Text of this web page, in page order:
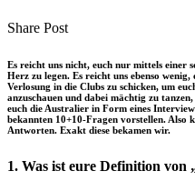
Share PostShare
Facebook
Copy
to
clipboard
Send
via
eMail
Es reicht uns nicht, euch nur mittels
Herz zu legen. Es reicht uns ebenso
Verlosung in die Clubs zu schicken, um
anzuschauen und dabei mächtig zu
euch die Australier in Form eines
bekannten 10+10-Fragen vorstellen. Also
Antworten. Exakt diese bekamen wir.
1. Was ist eure Definition von